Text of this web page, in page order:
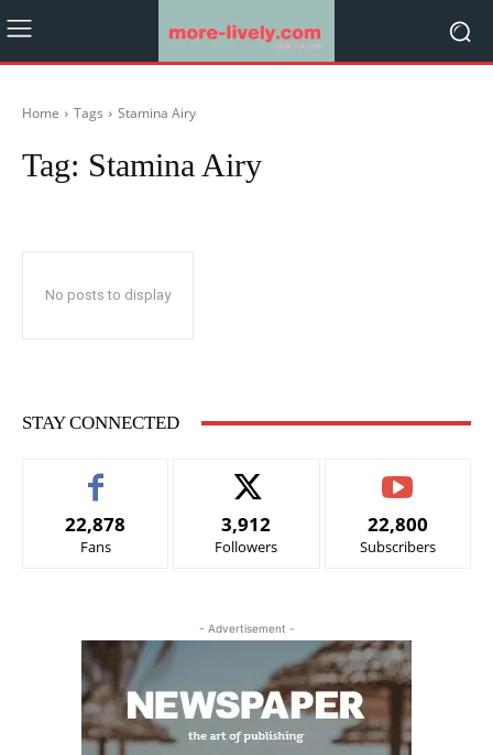
Home Tags Stamina Airy
Tag: Stamina Airy
No posts to display
STAY CONNECTED
22,878
Fans
3,912
Followers
22,800
Subscribers
- Advertisement -